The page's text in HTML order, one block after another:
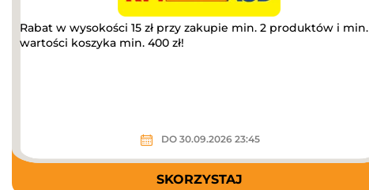
Rabat w wysokości 15 zł przy zakupie min. 2 produktów i min.
wartości koszyka min. 400 zł!
DO 30.09.2026 23:45
SKORZYSTAJ